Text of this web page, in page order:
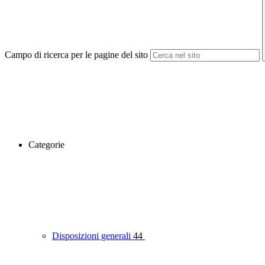
Campo di ricerca per le pagine del sito
Categorie
Disposizioni generali 44